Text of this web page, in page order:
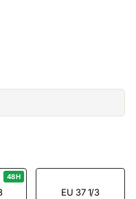
48H
EU 37 1/3
four years. No wear.